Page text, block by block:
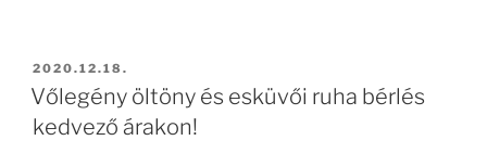
BEKÜLDVE:
2020.12.18.
Vőlegény öltöny és esküvői ruha bérlés
kedvező árakon!